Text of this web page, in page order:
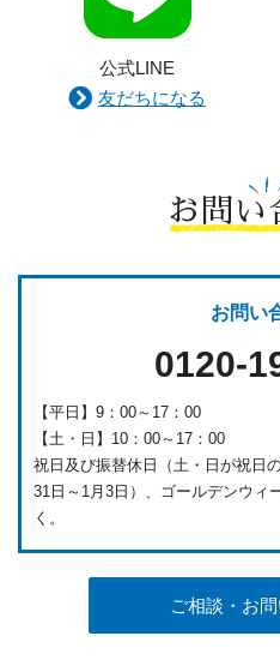
公式LINE
友だちになる
お問い
お問い
0120-
【平日】9：00～17：00
【土・日】10：00～17：00
祝日及び振替休日（土・日が祝日
31日～1月3日）、ゴールデンウィ
く。
ご相談・お